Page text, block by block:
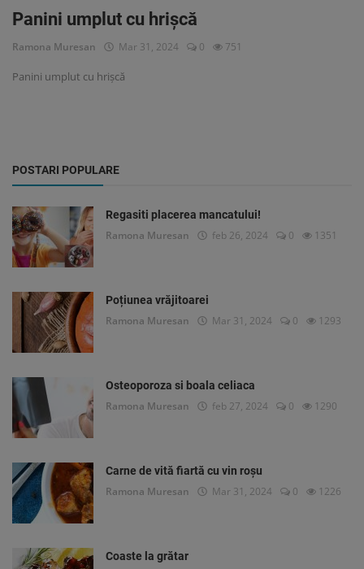
Produse benefice
Panini umplut cu hrișcă
Ramona Muresan Mar 31, 2024 0 751
Panini umplut cu hrișcă
POSTARI POPULARE
Regasiti placerea mancatului!
Ramona Muresan feb 26, 2024 0 1351
Poțiunea vrăjitoarei
Ramona Muresan Mar 31, 2024 0 1293
Osteoporoza si boala celiaca
Ramona Muresan feb 27, 2024 0 1290
Carne de vită fiartă cu vin roșu
Ramona Muresan Mar 31, 2024 0 1226
Coaste la grătar